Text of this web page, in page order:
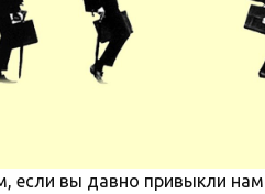
если вы давно привыкли